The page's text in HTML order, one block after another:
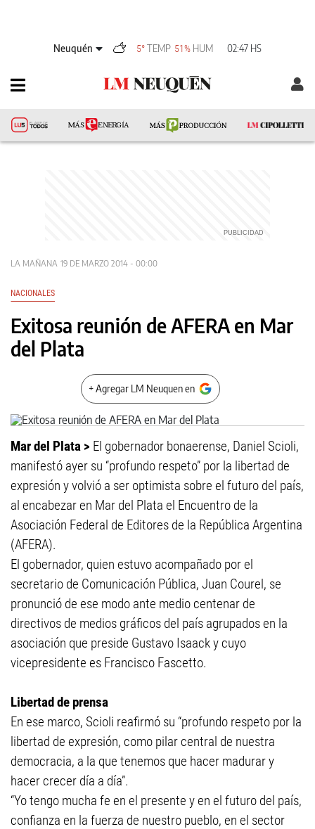
Neuquén 5° TEMP 51% HUM 02:47 HS
LA MAÑANA 19 DE MARZO 2014 - 00:00
NACIONALES
Exitosa reunión de AFERA en Mar
del Plata
+ Agregar LM Neuquen en
Mar del Plata > El gobernador bonaerense, Daniel Scioli,
manifestó ayer su “profundo respeto” por la libertad de
expresión y volvió a ser optimista sobre el futuro del país,
al encabezar en Mar del Plata el Encuentro de la
Asociación Federal de Editores de la República Argentina
(AFERA).
El gobernador, quien estuvo acompañado por el
secretario de Comunicación Pública, Juan Courel, se
pronunció de ese modo ante medio centenar de
directivos de medios gráficos del país agrupados en la
asociación que preside Gustavo Isaack y cuyo
vicepresidente es Francisco Fascetto.
Libertad de prensa
En ese marco, Scioli reafirmó su “profundo respeto por la
libertad de expresión, como pilar central de nuestra
democracia, a la que tenemos que hacer madurar y
hacer crecer día a día”.
“Yo tengo mucha fe en el presente y en el futuro del país,
confianza en la fuerza de nuestro pueblo, en el sector